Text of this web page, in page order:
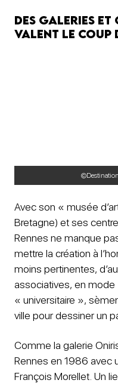
Des galeries et
valent le coup
Avec son « musée
Bretagne) et ses
Rennes ne manque
mettre la création à
moins pertinentes,
associatives, en
« universitaire »,
ville pour dessiner un
Comme la galerie
Rennes en 1986 avec
François Morellet. Un